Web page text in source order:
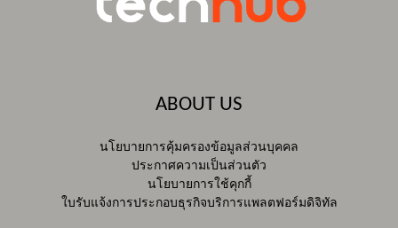
ABOUT US
นโยบายการคุ้มครองข้อมูลส่วนบุคคล
ประกาศความเป็นส่วนตัว
นโยบายการใช้คุกกี้
ใบรับแจ้งการประกอบธุรกิจบริการแพลตฟอร์มดิจิทัล